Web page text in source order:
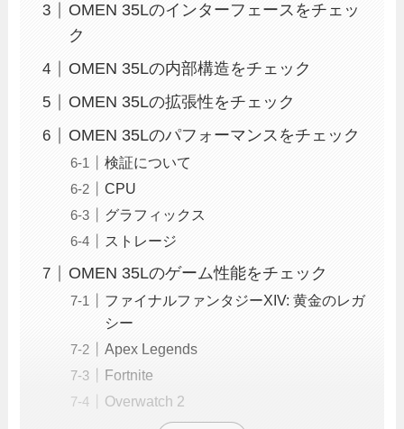
OMEN 35Lのインターフェースをチェッ
ク
OMEN 35Lの内部構造をチェック
OMEN 35Lの拡張性をチェック
OMEN 35Lのパフォーマンスをチェック
検証について
CPU
グラフィックス
ストレージ
OMEN 35Lのゲーム性能をチェック
ファイナルファンタジーXIV: 黄金のレガ
シー
Apex Legends
Fortnite
Overwatch 2